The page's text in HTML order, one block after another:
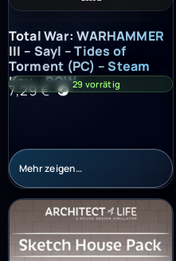
Total War: WARHAMMER III –
Total War: WARHAMMER
III – Sayl – Tides of
Torment (PC) – Steam
Key – ROW
7,29€ 29 vorrätig
Mehr zeigen…